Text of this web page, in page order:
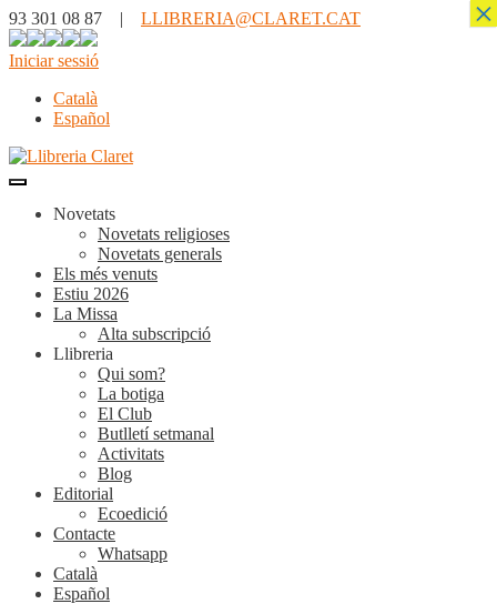
93 301 08 87 | LLIBRERIA@CLARET.CAT
Iniciar sessió
Català
Español
Novetats
Novetats religioses
Novetats generals
Els més venuts
Estiu 2026
La Missa
Alta subscripció
Llibreria
Qui som?
La botiga
El Club
Butlletí setmanal
Activitats
Blog
Editorial
Ecoedició
Contacte
Whatsapp
Català
Español
×